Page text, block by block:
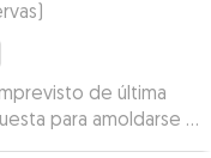
)
de última
para amoldarse a
que íbamos